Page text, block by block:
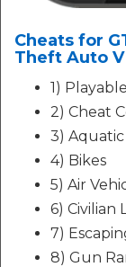
Cheats for
Theft Auto
1)
2) Cheat
3)
4) Bikes
5) Air
6) Civilian
7)
8) Gun